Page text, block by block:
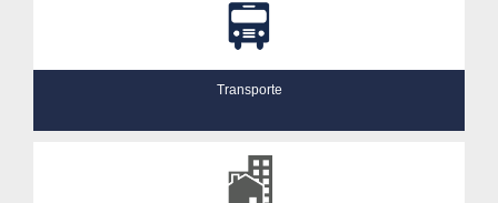
Transporte